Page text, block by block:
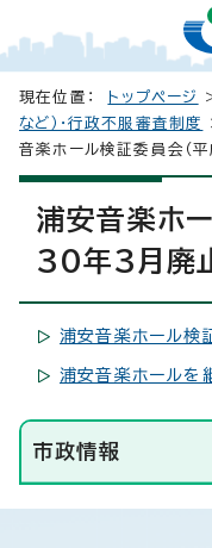
現在位置： トップページ
など）・行政不服審査制度
音楽ホール検証委員会（
浦安音楽ホ
30年3月廃
浦安音楽ホール検
浦安音楽ホールを
市政情報